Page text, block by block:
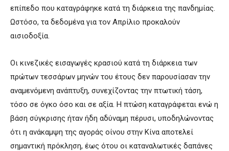
επίπεδο που καταγράφηκε κατά τη διάρκεια της πανδημίας.
Ωστόσο, τα δεδομένα για τον Απρίλιο προκαλούν
αισιοδοξία.
Οι κινεζικές εισαγωγές κρασιού κατά τη διάρκεια των
πρώτων τεσσάρων μηνών του έτους δεν παρουσίασαν την
αναμενόμενη ανάπτυξη, συνεχίζοντας την πτωτική τάση,
τόσο σε όγκο όσο και σε αξία. Η πτώση καταγράφεται ενώ η
βάση σύγκρισης ήταν ήδη αδύναμη πέρυσι, υποδηλώνοντας
ότι η ανάκαμψη της αγοράς οίνου στην Κίνα αποτελεί
σημαντική πρόκληση, έως ότου οι καταναλωτικές δαπάνες